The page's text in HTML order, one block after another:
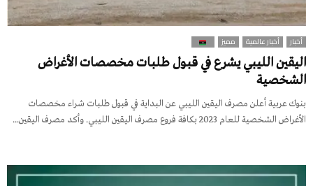
أخبار أخبار عالمية مميز
اليقين الليبي يشرع في قبول طلبات مخصصات الأغراض
الشخصية
بنوك عربية أعلن مصرف اليقين الليبي عن البداية في قبول طلبات شراء مخصصات
الأغراض الشخصية للعام 2023 بكافة فروع مصرف اليقين الليبي. وأكد مصرف اليقين...